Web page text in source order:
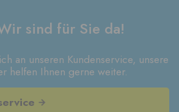
sind für Sie da!
an unseren Kundenservice, unsere
helfen Ihnen gerne weiter.